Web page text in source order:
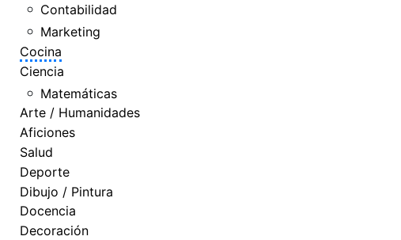
Contabilidad
Marketing
Cocina
Ciencia
Matemáticas
Arte / Humanidades
Aficiones
Salud
Deporte
Dibujo / Pintura
Docencia
Decoración